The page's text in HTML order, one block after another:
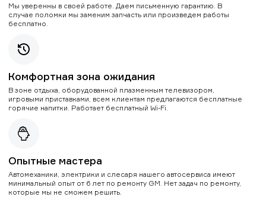
Мы уверенны в своей работе. Даем письменную гарантию. В
случае поломки мы заменим запчасть или произведем работы
бесплатно.
Комфортная зона ожидания
В зоне отдыха, оборудованной плазменным телевизором,
игровыми приставками, всем клиентам предлагаются бесплатные
горячие напитки. Работает бесплатный Wi-Fi.
Опытные мастера
Автомеханики, электрики и слесаря нашего автосервиса имеют
минимальный опыт от 6 лет по ремонту GM. Нет задач по ремонту,
которые мы не сможем решить.